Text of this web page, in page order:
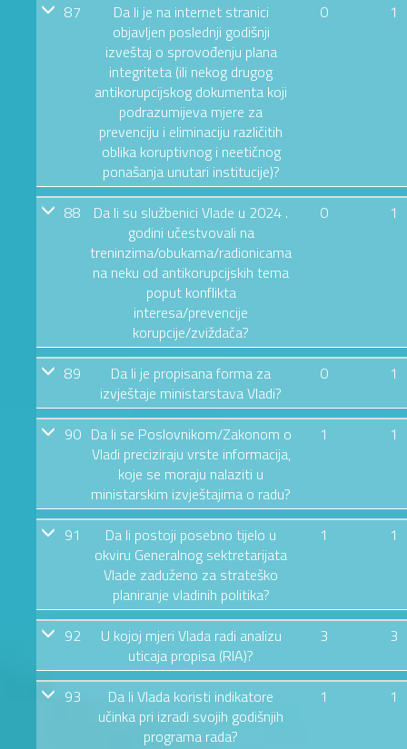
87
Da li je na internet stranici
objavljen poslednji godišnji
izveštaj o sprovođenju plana
integriteta (ili nekog drugog
antikorupcijskog dokumenta koji
podrazumijeva mjere za
prevenciju i eliminaciju različitih
oblika koruptivnog i neetičnog
ponašanja unutari institucije)?
0 1
88
Da li su službenici Vlade u 2024 .
godini učestvovali na
treninzima/obukama/radionicama
na neku od antikorupcijskih tema
poput konflikta
interesa/prevencije
korupcije/zviždača?
0 1
89
Da li je propisana forma za
izvještaje ministarstava Vladi?
0 1
90 Da li se Poslovnikom/Zakonom o
Vladi preciziraju vrste informacija,
koje se moraju nalaziti u
ministarskim izvještajima o radu?
1 1
91
Da li postoji posebno tijelo u
okviru Generalnog sektretarijata
Vlade zaduženo za strateško
planiranje vladinih politika?
1 1
92
U kojoj mjeri Vlada radi analizu
uticaja propisa (RIA)?
3 3
93
Da li Vlada koristi indikatore
učinka pri izradi svojih godišnjih
programa rada?
1 1